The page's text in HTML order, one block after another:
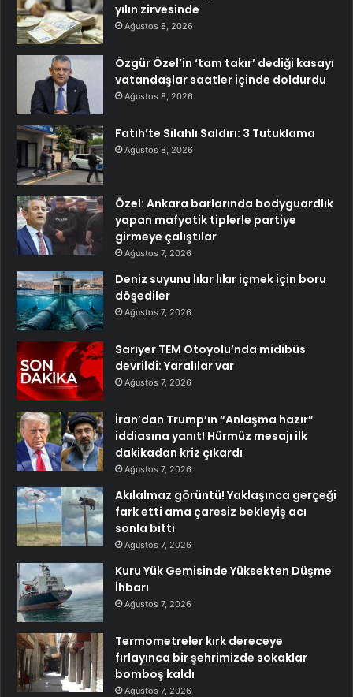
yılın zirvesinde
Ağustos 8, 2026
Özgür Özel’in ‘tam takır’ dediği kasayı
vatandaşlar saatler içinde doldurdu
Ağustos 8, 2026
Fatih’te Silahlı Saldırı: 3 Tutuklama
Ağustos 8, 2026
Özel: Ankara barlarında bodyguardlık
yapan mafyatik tiplerle partiye
girmeye çalıştılar
Ağustos 7, 2026
Deniz suyunu lıkır lıkır içmek için boru
döşediler
Ağustos 7, 2026
Sarıyer TEM Otoyolu’nda midibüs
devrildi: Yaralılar var
Ağustos 7, 2026
İran’dan Trump’ın “Anlaşma hazır”
iddiasına yanıt! Hürmüz mesajı ilk
dakikadan kriz çıkardı
Ağustos 7, 2026
Akılalmaz görüntü! Yaklaşınca gerçeği
fark etti ama çaresiz bekleyiş acı
sonla bitti
Ağustos 7, 2026
Kuru Yük Gemisinde Yüksekten Düşme
İhbarı
Ağustos 7, 2026
Termometreler kırk dereceye
fırlayınca bir şehrimizde sokaklar
bomboş kaldı
Ağustos 7, 2026